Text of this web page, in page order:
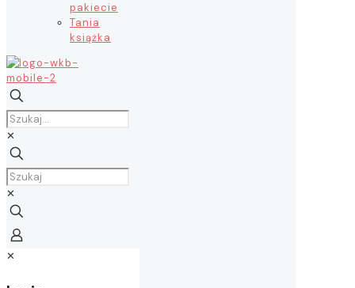
pakiecie
Tania
książka
✕
✕
✕